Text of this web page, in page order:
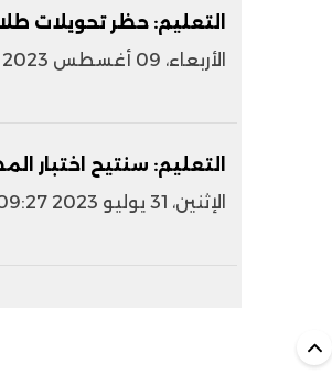
التعليم: حظر تحويلات
الأربعاء، 09 أغسطس 2023 02:21 م
التعليم: سنتيح اختبار
الإثنين، 31 يوليو 2023 09:27 م